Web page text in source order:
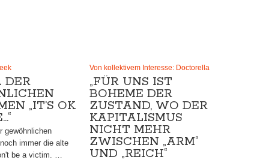
DER
„IT’S OK
gewöhnlichen
immer die alte
be a victim. …
Von kollektivem Interesse: Doctorella
„FÜR UNS IST
BOHEME DER
ZUSTAND, WO DER
KAPITALISMUS
NICHT MEHR
ZWISCHEN „ARM“
UND „REICH“